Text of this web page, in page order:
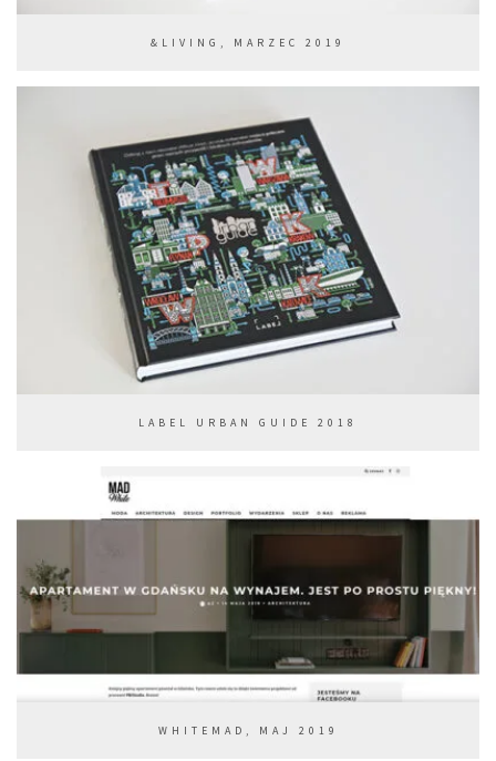
&LIVING, MARZEC 2019
LABEL URBAN GUIDE 2018
WHITEMAD, MAJ 2019